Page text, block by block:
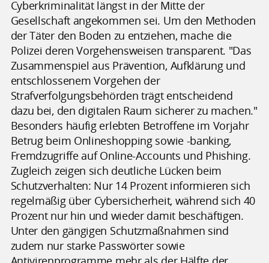
Cyberkriminalität längst in der Mitte der
Gesellschaft angekommen sei. Um den Methoden
der Täter den Boden zu entziehen, mache die
Polizei deren Vorgehensweisen transparent. "Das
Zusammenspiel aus Prävention, Aufklärung und
entschlossenem Vorgehen der
Strafverfolgungsbehörden trägt entscheidend
dazu bei, den digitalen Raum sicherer zu machen."
Besonders häufig erlebten Betroffene im Vorjahr
Betrug beim Onlineshopping sowie -banking,
Fremdzugriffe auf Online-Accounts und Phishing.
Zugleich zeigen sich deutliche Lücken beim
Schutzverhalten: Nur 14 Prozent informieren sich
regelmäßig über Cybersicherheit, während sich 40
Prozent nur hin und wieder damit beschäftigen.
Unter den gängigen Schutzmaßnahmen sind
zudem nur starke Passwörter sowie